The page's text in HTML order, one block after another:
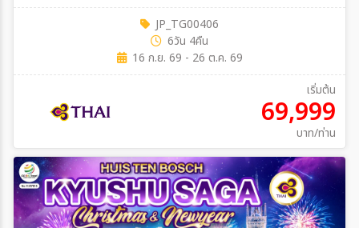
JP_TG00406
6วัน 4คืน
16 ก.ย. 69 - 26 ต.ค. 69
เริ่มต้น
69,999
บาท/ท่าน